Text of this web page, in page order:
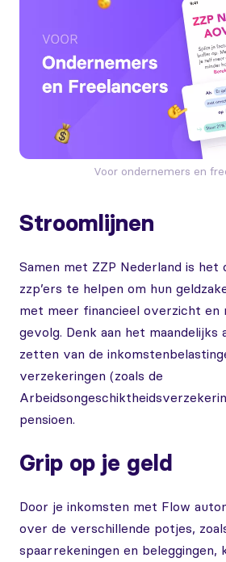
Voor ondernemers en
Stroomlijnen
Samen met ZZP Nederland is het
zzp’ers te helpen om hun
met meer financieel overzicht en
gevolg. Denk aan het maandelijks
zetten van de
verzekeringen (zoals de
pensioen.
Grip op je geld
Door je inkomsten met Flow
over de verschillende potjes,
spaarrekeningen en beleggingen,